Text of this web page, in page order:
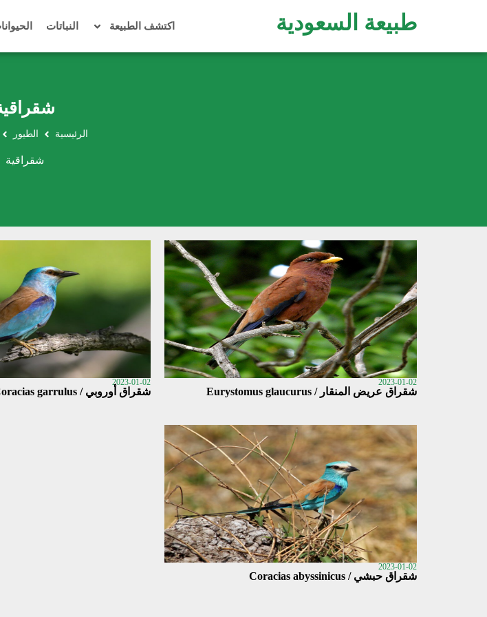
طبيعة السعودية اكتشف الطبيعة النباتات
الرئيسية الطيور
شقراقية
2023-01-02
شقراق عريض المنقار / Eurystomus glaucurus
2023-01-02
شقراق أوروبي / Coracias garrulus
2023-01-02
شقراق حبشي / Coracias abyssinicus